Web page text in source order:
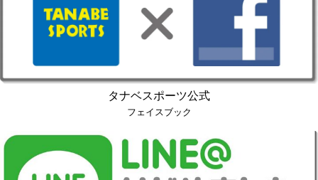
タナベスポーツ公式
フェイスブック